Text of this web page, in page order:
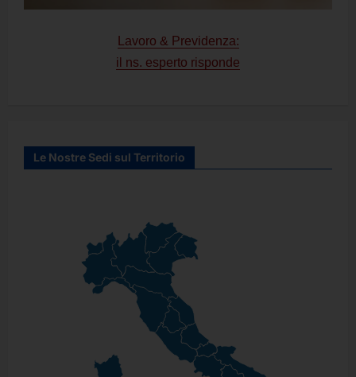
Lavoro & Previdenza:
il ns. esperto risponde
Le Nostre Sedi sul Territorio